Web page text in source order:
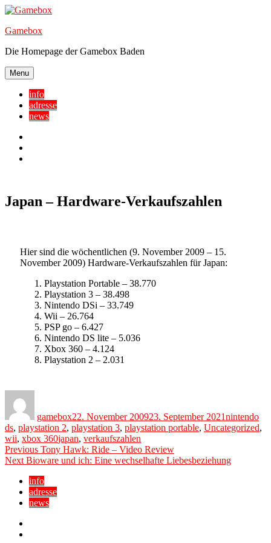
Skip
content
Gamebox
Die Homepage der Gamebox Baden
Menu
info
adresse
news
Japan – Hardware-Verkaufszahlen
Hier sind die wöchentlichen (9. November 2009 – 15.
November 2009) Hardware-Verkaufszahlen für Japan:
Playstation Portable – 38.770
Playstation 3 – 38.498
Nintendo DSi – 33.749
Wii – 26.764
PSP go – 6.427
Nintendo DS lite – 5.036
Xbox 360 – 4.124
Playstation 2 – 2.031
gamebox22. November 200923. September 2021nintendo
ds, playstation 2, playstation 3, playstation portable, Uncategorized,
wii, xbox 360Tags
japan, verkaufszahlen
Beitragsnavigation
Previous Previous
post:
Tony Hawk: Ride – Video Review
Next Next
Bioware und ich: Eine wechselhafte Liebesbeziehung
info
adresse
news